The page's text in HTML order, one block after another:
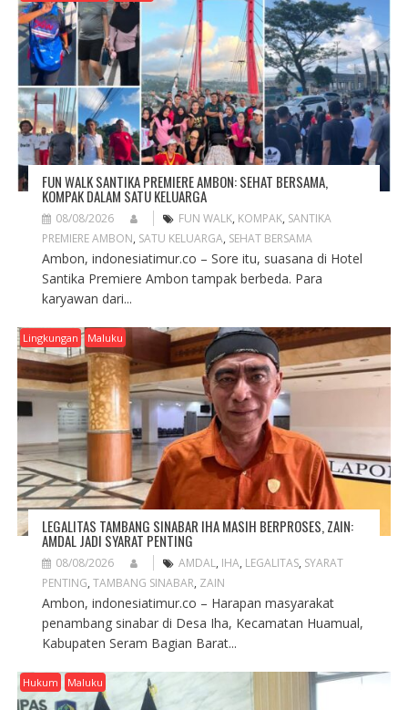
A
T
N
FUN WALK SANTIKA PREMIERE AMBON: SEHAT BERSAMA,
KOMPAK DALAM SATU KELUARGA
08/08/2026 FUN WALK, KOMPAK, SANTIKA
PREMIERE AMBON, SATU KELUARGA, SEHAT BERSAMA
Ambon, indonesiatimur.co – Sore itu, suasana di Hotel
Santika Premiere Ambon tampak berbeda. Para
karyawan dari...
Lingkungan Maluku
LEGALITAS TAMBANG SINABAR IHA MASIH BERPROSES, ZAIN:
AMDAL JADI SYARAT PENTING
08/08/2026 AMDAL, IHA, LEGALITAS, SYARAT
PENTING, TAMBANG SINABAR, ZAIN
Ambon, indonesiatimur.co – Harapan masyarakat
penambang sinabar di Desa Iha, Kecamatan Huamual,
Kabupaten Seram Bagian Barat...
Hukum Maluku